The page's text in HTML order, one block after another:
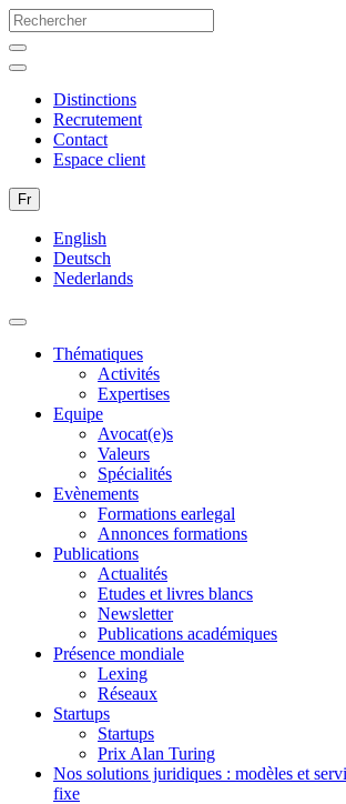
Distinctions
Recrutement
Contact
Espace client
Fr
English
Deutsch
Nederlands
Thématiques
Activités
Expertises
Equipe
Avocat(e)s
Valeurs
Spécialités
Evènements
Formations earlegal
Annonces formations
Publications
Actualités
Etudes et livres blancs
Newsletter
Publications académiques
Présence mondiale
Lexing
Réseaux
Startups
Startups
Prix Alan Turing
Nos solutions juridiques : modèles et
fixe